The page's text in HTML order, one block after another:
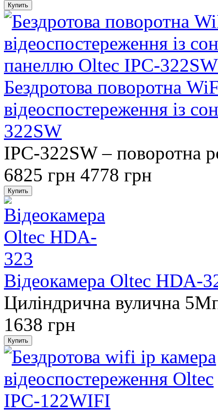
Бездротова поворотна
відеоспостереження із
322SW
IPC-322SW – поворотна
6825 грн 4778 грн
Відеокамера Oltec HDA-
Циліндрична вулична
1638 грн